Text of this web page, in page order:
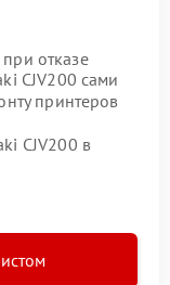
отказе
CJV200 сами
принтеров
CJV200 в